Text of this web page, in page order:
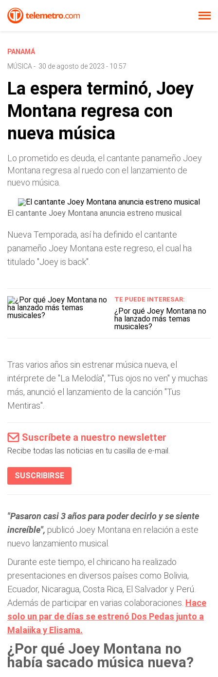
PANAMÁ
MÚSICA - 30 de agosto de 2023 - 10:57
La espera terminó, Joey
Montana regresa con
nueva música
Lo prometido es deuda, el cantante panameño Joey
Montana regresa al ruedo con el lanzamiento de
nuevo música.
El cantante Joey Montana anuncia estreno musical
Nueva Temporada, así ha definido el cantante
panameño Joey Montana este regreso, el cual ha
titulado "Joey is back".
TE PUEDE INTERESAR:
¿Por qué Joey Montana no
ha lanzado más temas
musicales?
Tras varios años sin estrenar música nueva, el
intérprete de "La Melodía", "Tus ojos no ven" y muchas
más, anunció el lanzamiento de la canción "Tus
Mentiras".
Suscríbete a nuestro newsletter
Recibe todas las noticias en tu casilla de e-mail.
SUSCRIBIRSE
"Pasaron casi 3 años para poder decirlo y se siente
increíble", publicó Joey Montana en relación a este
nuevo lanzamiento musical.
Durante este tiempo, el chiricano ha realizado
presentaciones en diversos países como Bolivia,
Ecuador, Nicaragua, Costa Rica, El Salvador y Perú.
Además de participar en varias colaboraciones. Hace
solo un par de días se estrenó Dos Pedas junto a
Malaiika y Elisama.
¿Por qué Joey Montana no
había sacado música nueva?